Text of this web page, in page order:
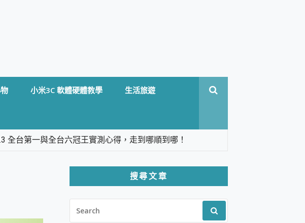
小米3C 軟體硬體教學 生活旅遊
全台第一與全台六冠王實測心得，走到哪順到哪！
測
雲端攝影機 SpotCam Solo 3 2.5K高畫質戶外攝影機 開箱 評
，AI輕薄商務筆電 Copilot+ PC
影像、持久續航與 IP69K 高防護
搜尋文章
FOR: